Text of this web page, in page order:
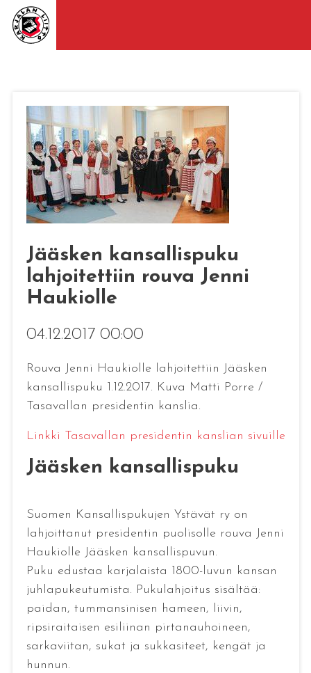
Jääsken kansallispuku
lahjoitettiin rouva Jenni
Haukiolle
04.12.2017 00:00
Rouva Jenni Haukiolle lahjoitettiin Jääsken
kansallispuku 1.12.2017. Kuva Matti Porre /
Tasavallan presidentin kanslia.
Linkki Tasavallan presidentin kanslian sivuille
Jääsken kansallispuku
Suomen Kansallispukujen Ystävät ry on
lahjoittanut presidentin puolisolle rouva Jenni
Haukiolle Jääsken kansallispuvun.
Puku edustaa karjalaista 1800-luvun kansan
juhlapukeutumista. Pukulahjoitus sisältää:
paidan, tummansinisen hameen, liivin,
ripsiraitaisen esiliinan pirtanauhoineen,
sarkaviitan, sukat ja sukkasiteet, kengät ja
hunnun.